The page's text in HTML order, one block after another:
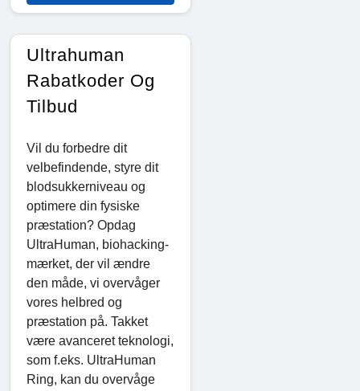
Ultrahuman
Rabatkoder Og
Tilbud
Vil du forbedre dit
velbefindende, styre dit
blodsukkerniveau og
optimere din fysiske
præstation? Opdag
UltraHuman, biohacking-
mærket, der vil ændre
den måde, vi overvåger
vores helbred og
præstation på. Takket
være avanceret teknologi,
som f.eks. UltraHuman
Ring, kan du overvåge